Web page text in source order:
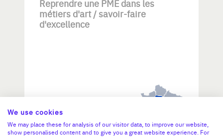
Reprendre une PME dans les
métiers d'art / savoir-faire
d'excellence
>2 M€ et <= 5 M€
We use cookies
We may place these for analysis of our visitor data, to improve our website,
show personalised content and to give you a great website experience. For